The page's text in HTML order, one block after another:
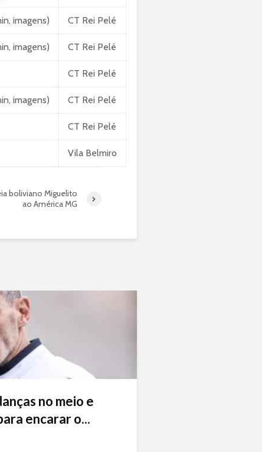
imagens) CT Rei Pelé
imagens) CT Rei Pelé
CT Rei Pelé
imagens) CT Rei Pelé
CT Rei Pelé
Vila Belmiro
boliviano Miguelito
ao América MG
no meio e
encarar o...